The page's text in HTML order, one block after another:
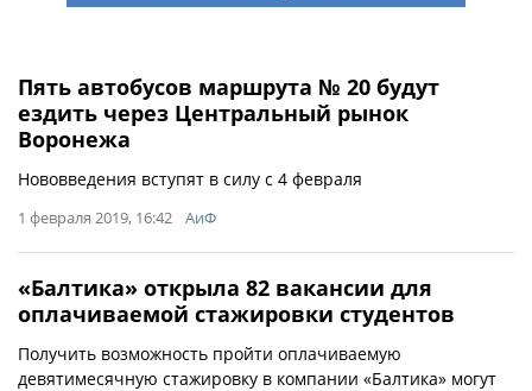
Пять автобусов маршрута № 20 будут
ездить через Центральный рынок
Воронежа
Нововведения вступят в силу с 4 февраля
1 февраля 2019, 16:42 АиФ
«Балтика» открыла 82 вакансии для
оплачиваемой стажировки студентов
Получить возможность пройти оплачиваемую
девятимесячную стажировку в компании «Балтика» могут